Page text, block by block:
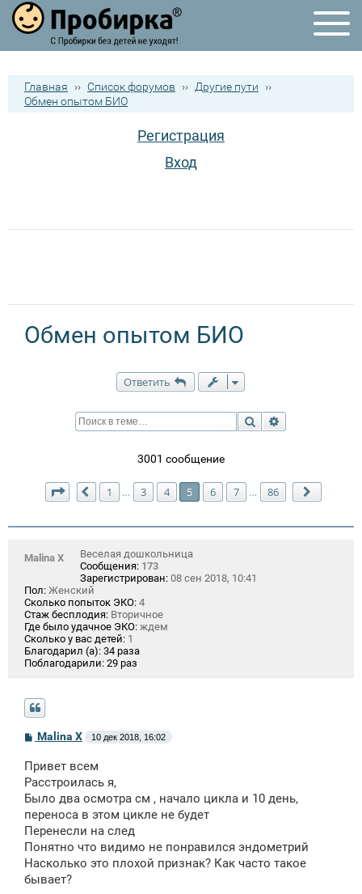
Главная ›› Список форумов ›› Другие пути
››
Обмен опытом БИО
Регистрация
Вход
Обмен опытом БИО
Ответить
Поиск
3001 сообщение
Страница 5из 86
Пред.
1 … 3 4 5 6 7 … 86
Malina X
Веселая дошкольница
Сообщения: 173
Зарегистрирован: 08 сен 2018, 10:41
Пол: Женский
Сколько попыток ЭКО: 4
Стаж бесплодия: Вторичное
Где было удачное ЭКО: ждем
Сколько у вас детей: 1
Благодарил (а): 34 раза
Поблагодарили: 29 раз
С
б
щ
н
и
Malina X 10 дек 2018, 16:02
Привет всем
Расстроилась я,
Было два осмотра см , начало цикла и 10 день,
переноса в этом цикле не будет
Перенесли на след
Понятно что видимо не понравился эндометрий
Насколько это плохой признак? Как часто такое
бывает?